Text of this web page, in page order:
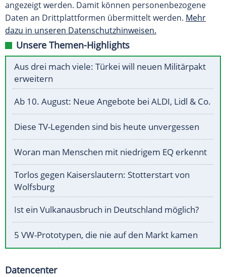
angezeigt werden. Damit können personenbezogene
Daten an Drittplattformen übermittelt werden. Mehr
dazu in unseren Datenschutzhinweisen.
Unsere Themen-Highlights
Aus drei mach viele: Türkei will neuen Militärpakt
erweitern
Ab 10. August: Neue Angebote bei ALDI, Lidl & Co.
Diese TV-Legenden sind bis heute unvergessen
Woran man Menschen mit niedrigem EQ erkennt
Torlos gegen Kaiserslautern: Stotterstart von
Wolfsburg
Ist ein Vulkanausbruch in Deutschland möglich?
5 VW-Prototypen, die nie auf den Markt kamen
Datencenter